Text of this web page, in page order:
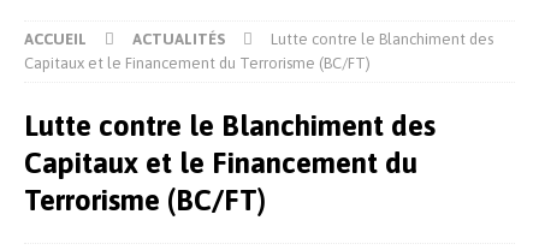
ACCUEIL ACTUALITÉS
Lutte contre le Blanchiment des
Capitaux et le Financement du Terrorisme (BC/FT)
Lutte contre le Blanchiment des
Capitaux et le Financement du
Terrorisme (BC/FT)